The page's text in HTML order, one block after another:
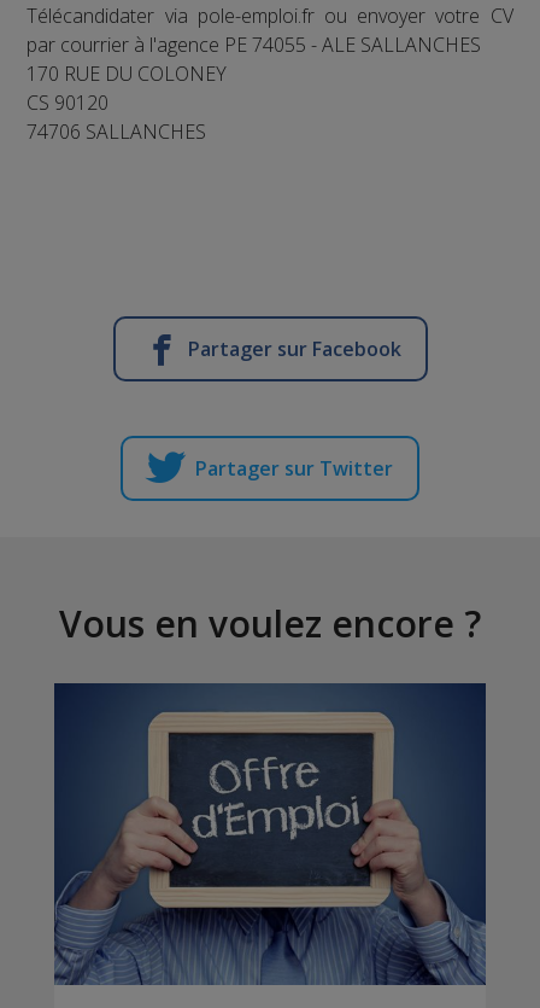
Télécandidater via pole-emploi.fr ou envoyer votre CV
par courrier à l'agence PE 74055 - ALE SALLANCHES
170 RUE DU COLONEY
CS 90120
74706 SALLANCHES
Partager sur Facebook
Partager sur Twitter
Vous en voulez encore ?